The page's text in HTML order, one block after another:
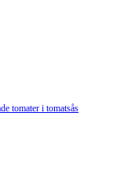
tomater i tomatsås